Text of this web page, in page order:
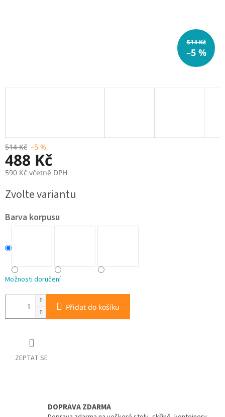
514 Kč
–5 %
514 Kč –5 %
488 Kč
590 Kč včetně DPH
cena:
Zvolte variantu
Barva korpusu
Možnosti doručení
Přidat do košíku
ZEPTAT SE
DOPRAVA ZDARMA